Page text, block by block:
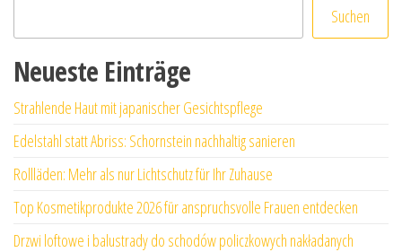
Suchen
Neueste Einträge
Strahlende Haut mit japanischer Gesichtspflege
Edelstahl statt Abriss: Schornstein nachhaltig sanieren
Rollläden: Mehr als nur Lichtschutz für Ihr Zuhause
Top Kosmetikprodukte 2026 für anspruchsvolle Frauen entdecken
Drzwi loftowe i balustrady do schodów policzkowych nakładanych